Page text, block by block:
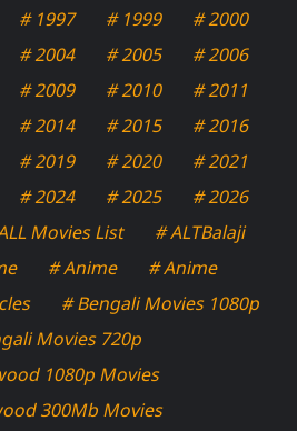
# 1997 # 1999
# 2000
# 2004 # 2005
# 2006
# 2009 # 2010
# 2011
# 2014 # 2015
# 2016
# 2019 # 2020
# 2021
# 2024 # 2025
# 2026
Movies List
# ALTBalaji
# Anime
# Anime
# Bengali Movies 1080p
Movies 720p
1080p Movies
300Mb Movies